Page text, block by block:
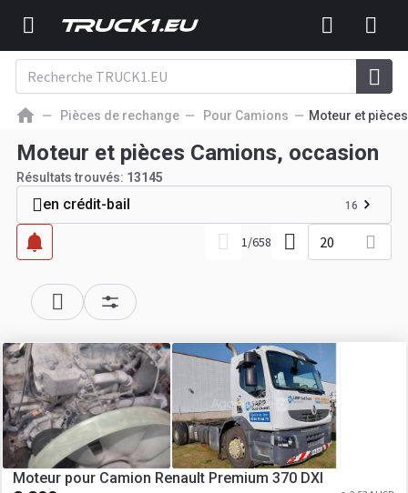
Pièces de rechange Pour Camions Moteur et pièces
Moteur et pièces Camions, occasion
Résultats trouvés: 13145
en crédit-bail 16
1/658 20
Moteur pour Camion Renault Premium 370 DXI